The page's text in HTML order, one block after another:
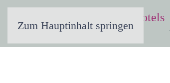
Zum Hauptinhalt springen